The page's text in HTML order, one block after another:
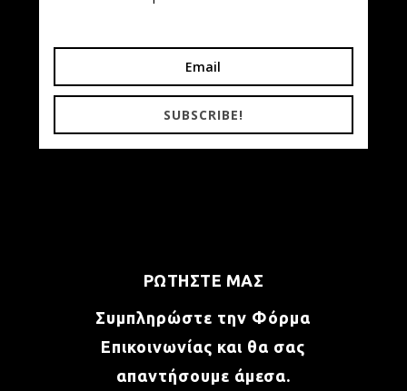
SUBSCRIBE!
ΡΩΤΗΣΤΕ ΜΑΣ
Συμπληρώστε την Φόρμα
Επικοινωνίας και θα σας
απαντήσουμε άμεσα.